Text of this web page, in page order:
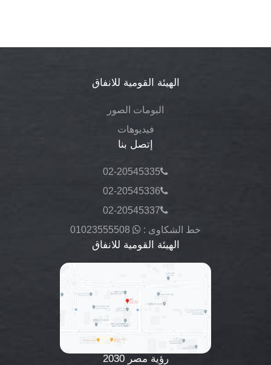
الهيئة القومية للانفاق
البومات الصور
فيديوهات
إتصل بنا
02-20545335
02-20545336
02-20545337
خط الشكاوى :
01023555508
الهيئة القومية للانفاق
رؤية مصر 2030